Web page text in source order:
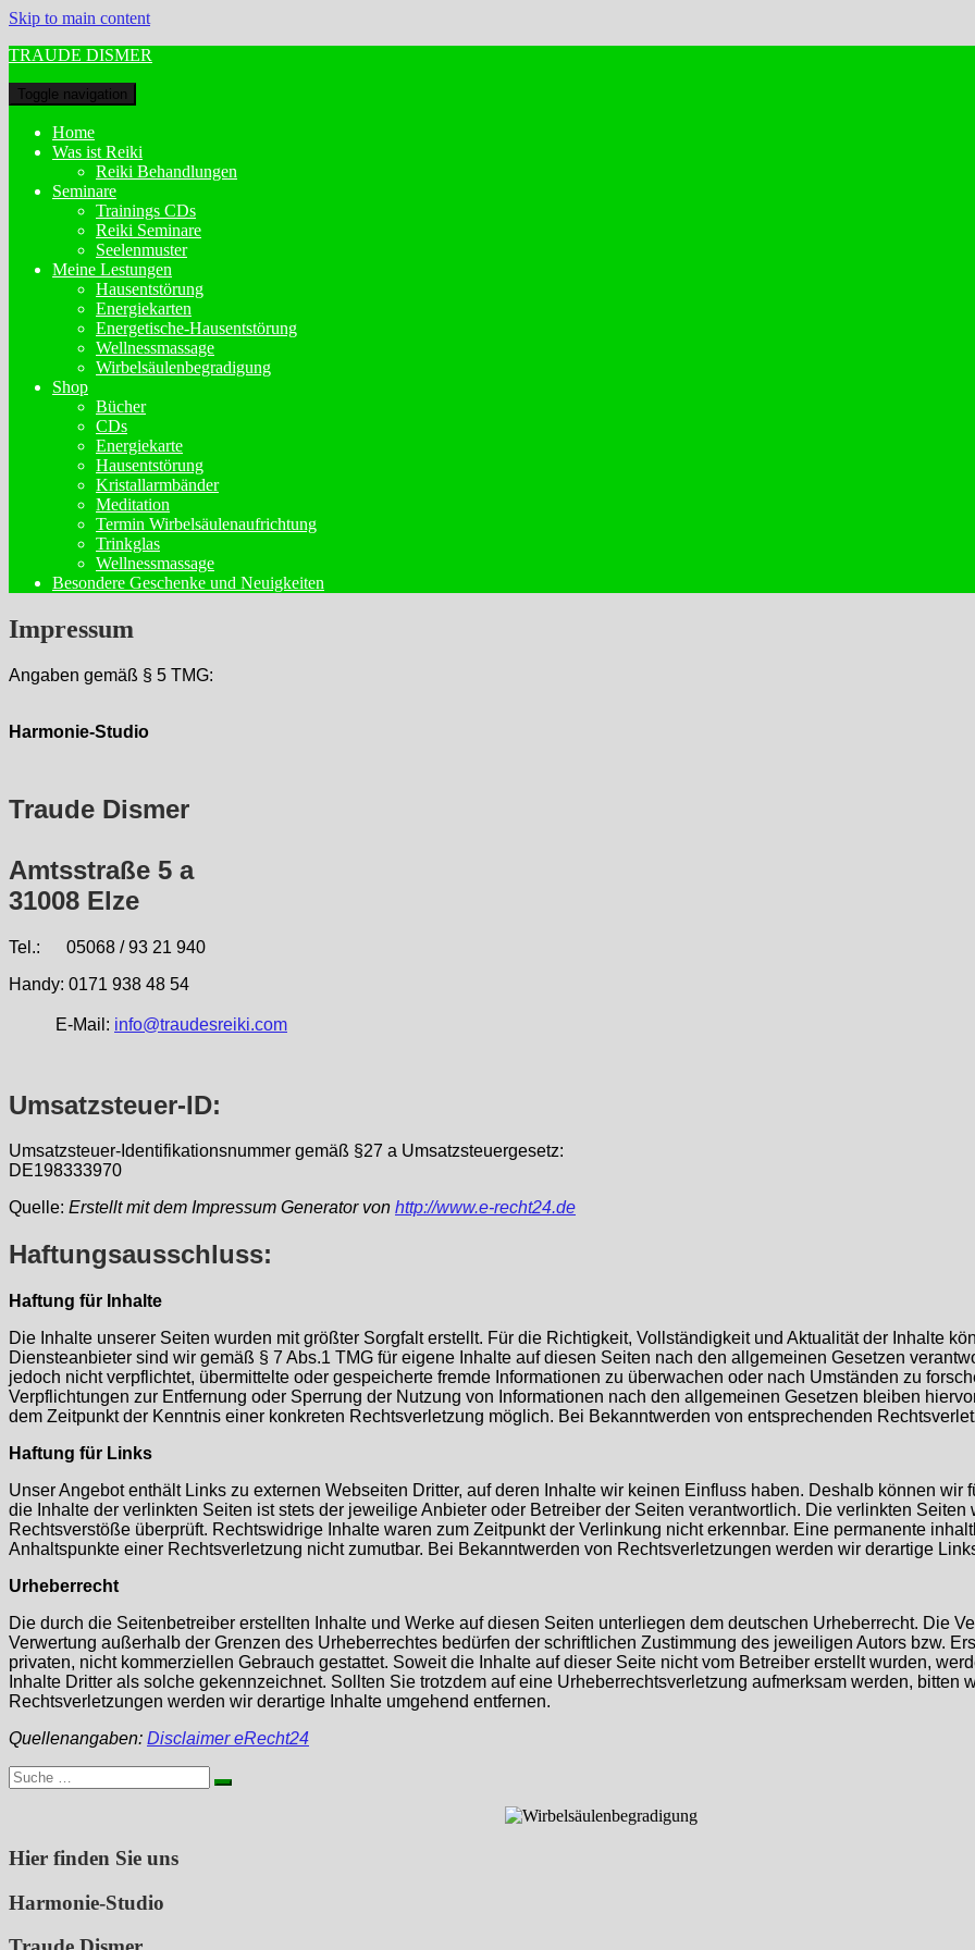
Skip to main content
TRAUDE DISMER
Toggle navigation
Home
Was ist Reiki
Reiki Behandlungen
Seminare
Trainings CDs
Reiki Seminare
Seelenmuster
Meine Lestungen
Hausentstörung
Energiekarten
Energetische-Hausentstörung
Wellnessmassage
Wirbelsäulenbegradigung
Shop
Bücher
CDs
Energiekarte
Hausentstörung
Kristallarmbänder
Meditation
Termin Wirbelsäulenaufrichtung
Trinkglas
Wellnessmassage
Besondere Geschenke und Neuigkeiten
Impressum
Angaben gemäß § 5 TMG:
Harmonie-Studio
Traude Dismer
Amtsstraße 5 a
31008 Elze
Tel.: 05068 / 93 21 940
Handy: 0171 938 48 54
E-Mail: info@traudesreiki.com
Umsatzsteuer-ID:
Umsatzsteuer-Identifikationsnummer gemäß §27 a Umsatzsteuergesetz:
DE198333970
Quelle: Erstellt mit dem Impressum Generator von http://www.e-recht24.de
Haftungsausschluss:
Haftung für Inhalte
Die Inhalte unserer Seiten wurden mit größter Sorgfalt erstellt. Für die Richtigkeit, Vollständigkeit und Aktualität der Inhalte
Diensteanbieter sind wir gemäß § 7 Abs.1 TMG für eigene Inhalte auf diesen Seiten nach den allgemeinen Gesetzen
jedoch nicht verpflichtet, übermittelte oder gespeicherte fremde Informationen zu überwachen oder nach Umständen zu
Verpflichtungen zur Entfernung oder Sperrung der Nutzung von Informationen nach den allgemeinen Gesetzen bleiben
dem Zeitpunkt der Kenntnis einer konkreten Rechtsverletzung möglich. Bei Bekanntwerden von entsprechenden
Haftung für Links
Unser Angebot enthält Links zu externen Webseiten Dritter, auf deren Inhalte wir keinen Einfluss haben. Deshalb können
die Inhalte der verlinkten Seiten ist stets der jeweilige Anbieter oder Betreiber der Seiten verantwortlich. Die verlinkten
Rechtsverstöße überprüft. Rechtswidrige Inhalte waren zum Zeitpunkt der Verlinkung nicht erkennbar. Eine permanente
Anhaltspunkte einer Rechtsverletzung nicht zumutbar. Bei Bekanntwerden von Rechtsverletzungen werden wir derartige
Urheberrecht
Die durch die Seitenbetreiber erstellten Inhalte und Werke auf diesen Seiten unterliegen dem deutschen Urheberrecht. Die
Verwertung außerhalb der Grenzen des Urheberrechtes bedürfen der schriftlichen Zustimmung des jeweiligen Autors bzw.
privaten, nicht kommerziellen Gebrauch gestattet. Soweit die Inhalte auf dieser Seite nicht vom Betreiber erstellt wurden,
Inhalte Dritter als solche gekennzeichnet. Sollten Sie trotzdem auf eine Urheberrechtsverletzung aufmerksam werden,
Rechtsverletzungen werden wir derartige Inhalte umgehend entfernen.
Quellenangaben: Disclaimer eRecht24
Suche
nach:
Hier finden Sie uns
Harmonie-Studio